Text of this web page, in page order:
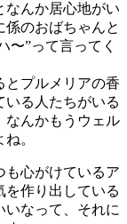
なんか居心地がい
のおばちゃんと
〜”って言ってく
プルメリアの香
いる人たちがいる
なんかもうウェル
。
心がけているア
を作り出している
いなって、それに